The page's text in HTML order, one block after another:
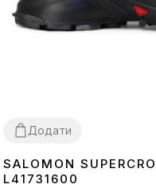
Додати
41424344 45 46
SALOMON
L41731600